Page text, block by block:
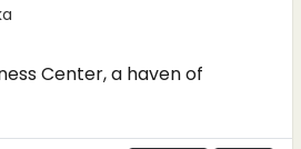
Center, a haven of